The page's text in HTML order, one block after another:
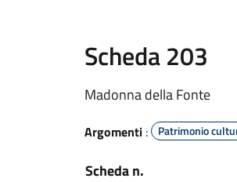
Scheda 203
Madonna della Fonte
Argomenti : Patrimonio
Scheda n.